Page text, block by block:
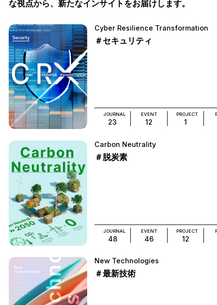
な視点から、新たなインサイトをお届けします。
Cyber Resilience Transformation
＃セキュリティ
JOURNAL
23
EVENT
12
PROJECT
1
Carbon Neutrality
＃脱炭素
JOURNAL
48
EVENT
46
PROJECT
12
New Technologies
＃最新技術